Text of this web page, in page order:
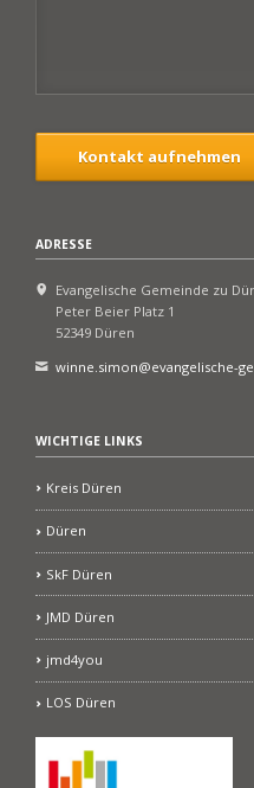
Kontakt aufnehmen
ADRESSE
Evangelische Gemeinde zu
Peter Beier Platz 1
52349 Düren
winne.simon@evangelische-
WICHTIGE LINKS
Kreis Düren
Düren
SkF Düren
JMD Düren
jmd4you
LOS Düren